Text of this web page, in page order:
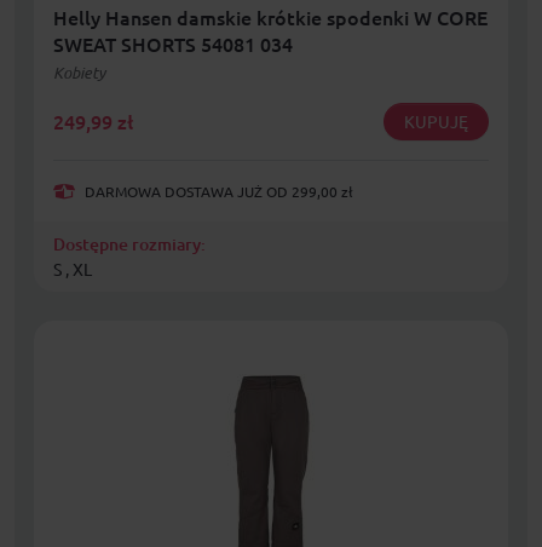
Helly Hansen damskie krótkie spodenki W CORE
SWEAT SHORTS 54081 034
Kobiety
249,99 zł KUPUJĘ
DARMOWA DOSTAWA JUŻ OD 299,00 zł
Dostępne rozmiary:
S , XL